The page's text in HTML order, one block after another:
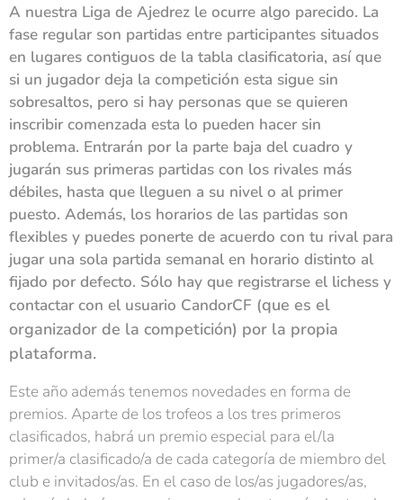
A nuestra Liga de Ajedrez le ocurre algo parecido. La
fase regular son partidas entre participantes situados
en lugares contiguos de la tabla clasificatoria, así que
si un jugador deja la competición esta sigue sin
sobresaltos, pero si hay personas que se quieren
inscribir comenzada esta lo pueden hacer sin
problema. Entrarán por la parte baja del cuadro y
jugarán sus primeras partidas con los rivales más
débiles, hasta que lleguen a su nivel o al primer
puesto. Además, los horarios de las partidas son
flexibles y puedes ponerte de acuerdo con tu rival para
jugar una sola partida semanal en horario distinto al
fijado por defecto. Sólo hay que registrarse el lichess y
contactar con el usuario CandorCF (que es el
organizador de la competición) por la propia
plataforma.
Este año además tenemos novedades en forma de
premios. Aparte de los trofeos a los tres primeros
clasificados, habrá un premio especial para el/la
primer/a clasificado/a de cada categoría de miembro del
club e invitados/as. En el caso de los/as jugadores/as,